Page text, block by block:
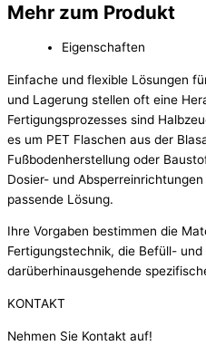
Mehr zum Produkt
Eigenschaften
Einfache und flexible Lösungen
und Lagerung stellen oft eine
Fertigungsprozesses sind
es um PET Flaschen aus der
Fußbodenherstellung oder
Dosier- und
passende Lösung.
Ihre Vorgaben bestimmen die
Fertigungstechnik, die Befüll-
darüberhinausgehende
KONTAKT
Nehmen Sie Kontakt auf!​